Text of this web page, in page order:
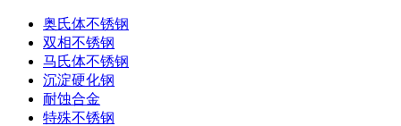
奥氏体不锈钢
双相不锈钢
马氏体不锈钢
沉淀硬化钢
耐蚀合金
特殊不锈钢